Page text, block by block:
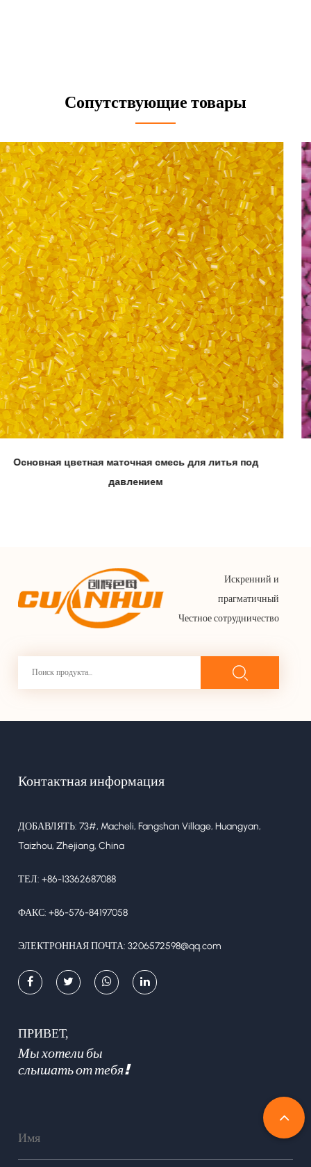
Сопутствующие товары
Цветная маточная смесь для кукурузного
Искренний и
прагматичный
Честное сотрудничество
Контактная информация
ДОБАВЛЯТЬ: 73#, Macheli, Fangshan Village, Huangyan,
Taizhou, Zhejiang, China
ТЕЛ: +86-13362687088
ФАКС: +86-576-84197058
ЭЛЕКТРОННАЯ ПОЧТА:3206572598@qq.com
ПРИВЕТ,
Мы хотели бы
слышать от тебя!